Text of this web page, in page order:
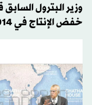
وزير البترول
خفض الإنتاج في 2014